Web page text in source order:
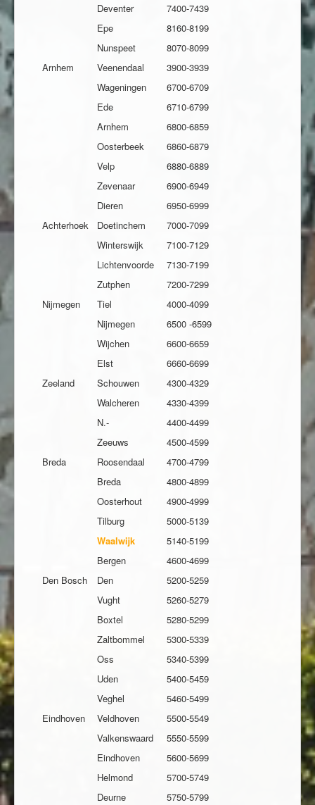
Deventer
7400-7439
Epe
8160-8199
Nunspeet
8070-8099
Arnhem
Veenendaal
3900-3939
Wageningen
6700-6709
Ede
6710-6799
Arnhem
6800-6859
Oosterbeek
6860-6879
Velp
6880-6889
Zevenaar
6900-6949
Dieren
6950-6999
Achterhoek
Doetinchem
7000-7099
Winterswijk
7100-7129
Lichtenvoorde
7130-7199
Zutphen
7200-7299
Nijmegen
Tiel
4000-4099
Nijmegen
6500 -6599
Wijchen
6600-6659
Elst
6660-6699
Zeeland
Schouwen
4300-4329
Walcheren
4330-4399
N.-
4400-4499
Zeeuws
4500-4599
Breda
Roosendaal
4700-4799
Breda
4800-4899
Oosterhout
4900-4999
Tilburg
5000-5139
Waalwijk
5140-5199
Bergen
4600-4699
Den Bosch
Den
5200-5259
Vught
5260-5279
Boxtel
5280-5299
Zaltbommel
5300-5339
Oss
5340-5399
Uden
5400-5459
Veghel
5460-5499
Eindhoven
Veldhoven
5500-5549
Valkenswaard
5550-5599
Eindhoven
5600-5699
Helmond
5700-5749
Deurne
5750-5799